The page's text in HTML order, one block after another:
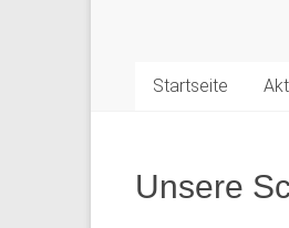
Startseite
Unsere